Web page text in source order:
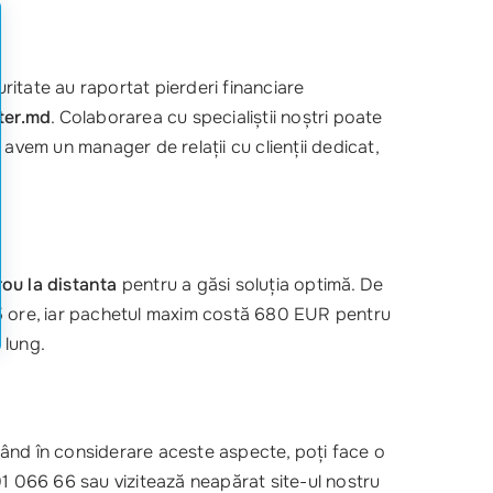
au raportat pierderi financiare
. Colaborarea cu specialiștii noștri poate
un manager de relații cu clienții dedicat,
la distanta pentru a găsi soluția optimă. De
iar pachetul maxim costă 680 EUR pentru
în considerare aceste aspecte, poți face o
066 66 sau vizitează neapărat site-ul nostru